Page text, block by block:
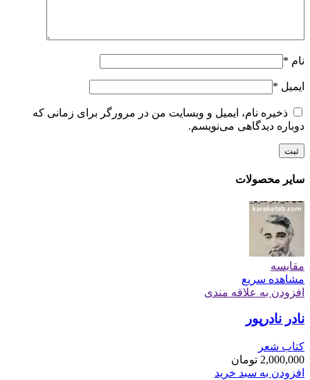
نام *
ایمیل *
ذخیره نام، ایمیل و وبسایت من در مرورگر برای زمانی که
دوباره دیدگاهی می‌نویسم.
سایر محصولات
مقایسه
مشاهده سریع
افزودن به علاقه مندی
نادر نادرپور
کتاب شعر
2,000,000 تومان
افزودن به سبد خرید